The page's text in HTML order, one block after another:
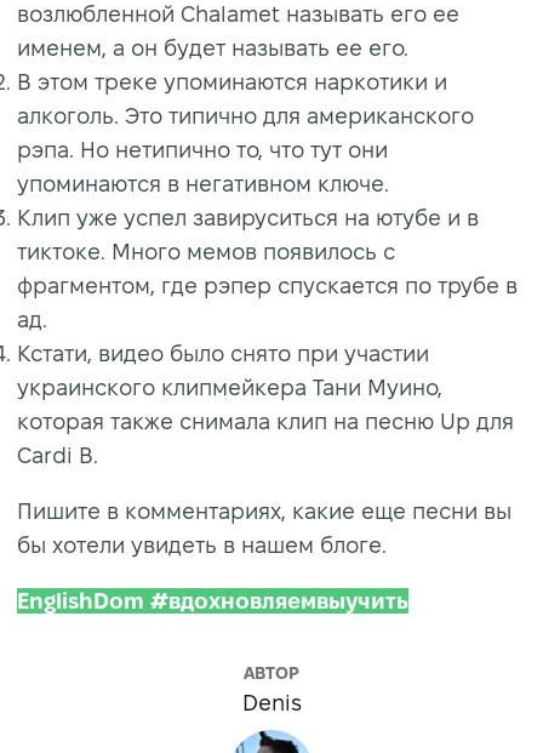
возлюбленной Chalamet называть его ее
именем, а он будет называть ее его.
В этом треке упоминаются наркотики и
алкоголь. Это типично для американского
рэпа. Но нетипично то, что тут они
упоминаются в негативном ключе.
Клип уже успел завируситься на ютубе и в
тиктоке. Много мемов появилось с
фрагментом, где рэпер спускается по трубе в
ад.
Кстати, видео было снято при участии
украинского клипмейкера Тани Муино,
которая также снимала клип на песню Up для
Cardi B.
Пишите в комментариях, какие еще песни вы
бы хотели увидеть в нашем блоге.
EnglishDom #вдохновляемвыучить
АВТОР
Denis